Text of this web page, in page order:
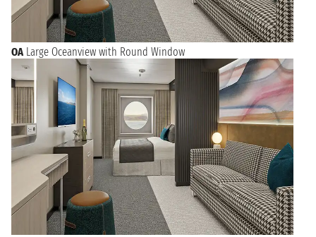
OA Large Oceanview with Round Window